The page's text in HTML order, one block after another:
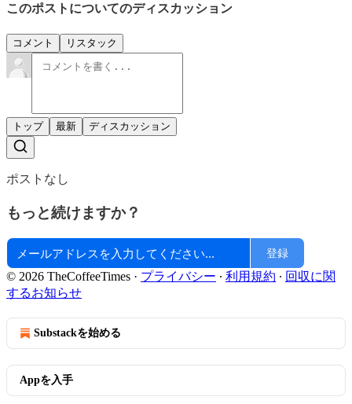
このポストについてのディスカッション
コメント リスタック
トップ 最新 ディスカッション
ポストなし
もっと続けますか？
登録
© 2026 TheCoffeeTimes · プライバシー ∙ 利用規約 ∙ 回収に関
するお知らせ
Substackを始める
Appを入手